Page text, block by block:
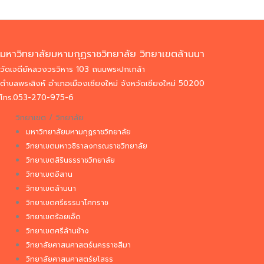
มหาวิทยาลัยมหามกุฏราชวิทยาลัย วิทยาเขตล้านนา
วัดเจดีย์หลวงวรวิหาร 103 ถนนพระปกเกล้า
ตำบลพระสิงห์ อำเภอเมืองเชียงใหม่ จังหวัดเชียงใหม่ 50200
โทร.053-270-975-6
วิทยาเขต / วิทยาลัย
มหาวิทยาลัยมหามกุฏราชวิทยาลัย
วิทยาเขตมหาวชิราลงกรณราชวิทยาลัย
วิทยาเขตสิรินธรราชวิทยาลัย
วิทยาเขตอีสาน
วิทยาเขตล้านนา
วิทยาเขตศรีธรรมาโศกราช
วิทยาเขตร้อยเอ็ด
วิทยาเขตศรีล้านช้าง
วิทยาลัยศาสนศาสตร์นครราชสีมา
วิทยาลัยศาสนศาสตร์ยโสธร